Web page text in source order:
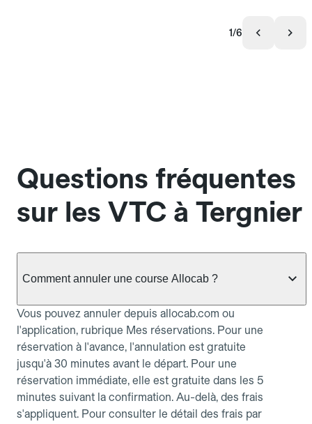
1/6
Questions fréquentes
sur les VTC à Tergnier
Comment annuler une course Allocab ?
Vous pouvez annuler depuis allocab.com ou
l'application, rubrique Mes réservations. Pour une
réservation à l'avance, l'annulation est gratuite
jusqu'à 30 minutes avant le départ. Pour une
réservation immédiate, elle est gratuite dans les 5
minutes suivant la confirmation. Au-delà, des frais
s'appliquent. Pour consulter le détail des frais par